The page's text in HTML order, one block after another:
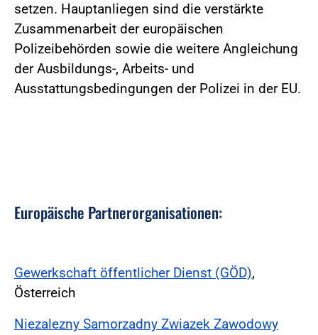
setzen. Hauptanliegen sind die verstärkte
Zusammenarbeit der europäischen
Polizeibehörden sowie die weitere Angleichung
der Ausbildungs-, Arbeits- und
Ausstattungsbedingungen der Polizei in der EU.
Europäische Partnerorganisationen:
Gewerkschaft öffentlicher Dienst (GÖD),
Österreich
Niezalezny Samorzadny Zwiazek Zawodowy